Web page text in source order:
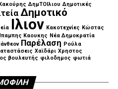
ΔημΤΟΙλιου Δημοτικές
Δημοτικό
Ιλιον Κακοτεχνίες Κώστας
Καουκης Νέα Δημοκρατία
Παρέλαση Ρούλα
Χαϊδάρι Χρηστος
βουλευτής φιλοδημος φωτιά